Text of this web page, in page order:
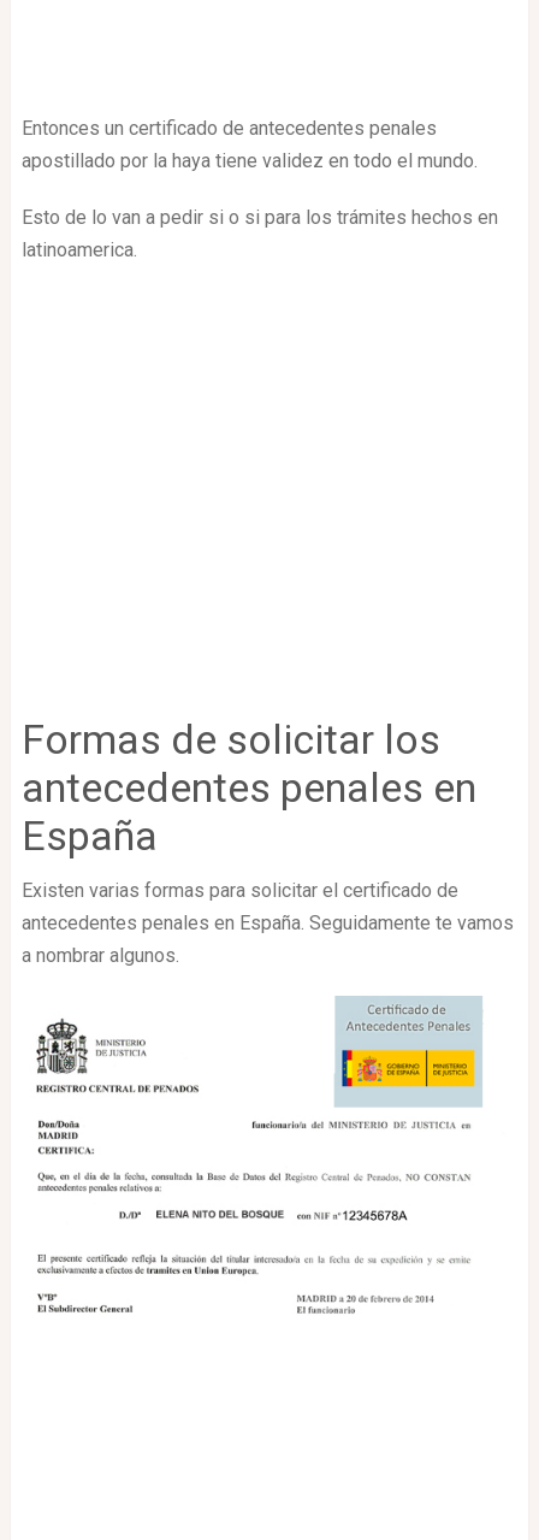
Entonces un certificado de antecedentes penales
apostillado por la haya tiene validez en todo el mundo.
Esto de lo van a pedir si o si para los trámites hechos en
latinoamerica.
Formas de solicitar los
antecedentes penales en
España
Existen varias formas para solicitar el certificado de
antecedentes penales en España. Seguidamente te vamos
a nombrar algunos.